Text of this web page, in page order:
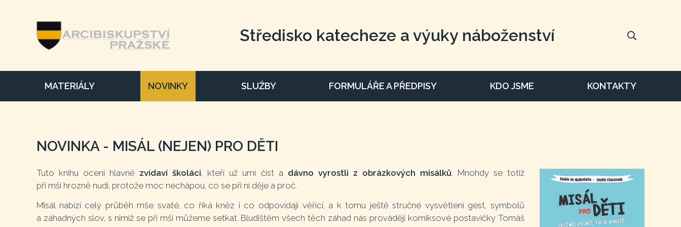
Středisko katecheze a výuky náboženství
MATERIÁLY NOVINKY SLUŽBY FORMULÁŘE A PŘEDPISY KDO JSME KONTAKTY
NOVINKA - MISÁL (NEJEN) PRO DĚTI
Tuto knihu ocení hlavně zvídaví školáci, kteří už umí číst a dávno vyrostli z obrázkových misálků. Mnohdy se totiž
při mši hrozně nudí, protože moc nechápou, co se při ní děje a proč.
Misál nabízí celý průběh mše svaté, co říká kněz i co odpovídají věřící, a k tomu ještě stručné vysvětlení gest, symbolů
a záhadných slov, s nimiž se při mši můžeme setkat. Bludištěm všech těch záhad nás provádějí komiksové postavičky Tomáš